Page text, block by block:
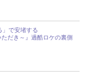
」で安堵する
だき～』過酷ロケの裏側